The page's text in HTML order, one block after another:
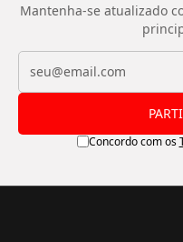
Mantenha-se atualizado
Concordo com os